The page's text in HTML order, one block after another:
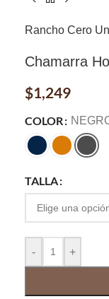
Rancho Cero
Chamarra
$1,249
COLOR
TALLA
- +